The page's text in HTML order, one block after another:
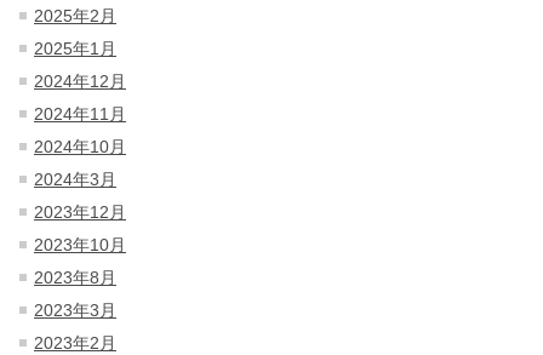
2025年2月
2025年1月
2024年12月
2024年11月
2024年10月
2024年3月
2023年12月
2023年10月
2023年8月
2023年3月
2023年2月